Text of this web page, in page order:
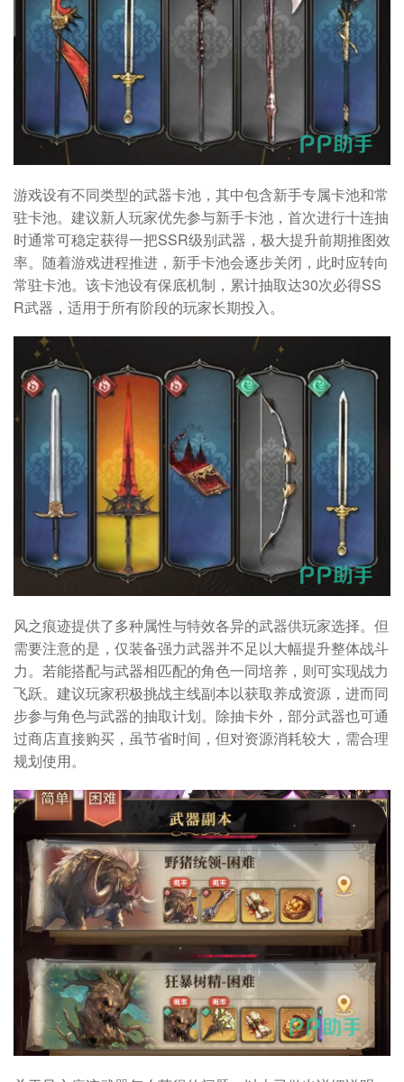
游戏设有不同类型的武器卡池，其中包含新手专属卡池和常
驻卡池。建议新人玩家优先参与新手卡池，首次进行十连抽
时通常可稳定获得一把SSR级别武器，极大提升前期推图效
率。随着游戏进程推进，新手卡池会逐步关闭，此时应转向
常驻卡池。该卡池设有保底机制，累计抽取达30次必得SS
R武器，适用于所有阶段的玩家长期投入。
风之痕迹提供了多种属性与特效各异的武器供玩家选择。但
需要注意的是，仅装备强力武器并不足以大幅提升整体战斗
力。若能搭配与武器相匹配的角色一同培养，则可实现战力
飞跃。建议玩家积极挑战主线副本以获取养成资源，进而同
步参与角色与武器的抽取计划。除抽卡外，部分武器也可通
过商店直接购买，虽节省时间，但对资源消耗较大，需合理
规划使用。